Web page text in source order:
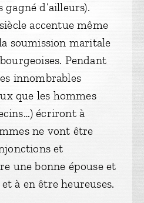
gagné d’ailleurs).
accentue même
soumission maritale
Pendant
innombrables
que les hommes
écriront à
ne vont être
et
une bonne épouse et
à en être heureuses.